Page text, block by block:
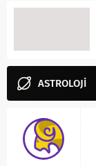
ASTROLOJİ